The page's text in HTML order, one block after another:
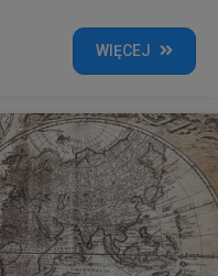
WIĘCEJ